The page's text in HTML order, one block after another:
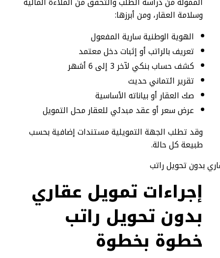
وسلامة العقار، ومن أبرزها:
الهوية الوطنية سارية المفعول
تعريف بالراتب أو إثبات دخل معتمد
كشف حساب بنكي لآخر 3 إلى 6 أشهر
تقرير ائتماني حديث
صك العقار أو بياناته الأساسية
عرض سعر أو عقد مبدئي للعقار محل التمويل
وقد تطلب الجهة التمويلية مستندات إضافية بحسب
طبيعة كل حالة.
إجراءات تمويل عقاري
بدون تحويل راتب
خطوة بخطوة